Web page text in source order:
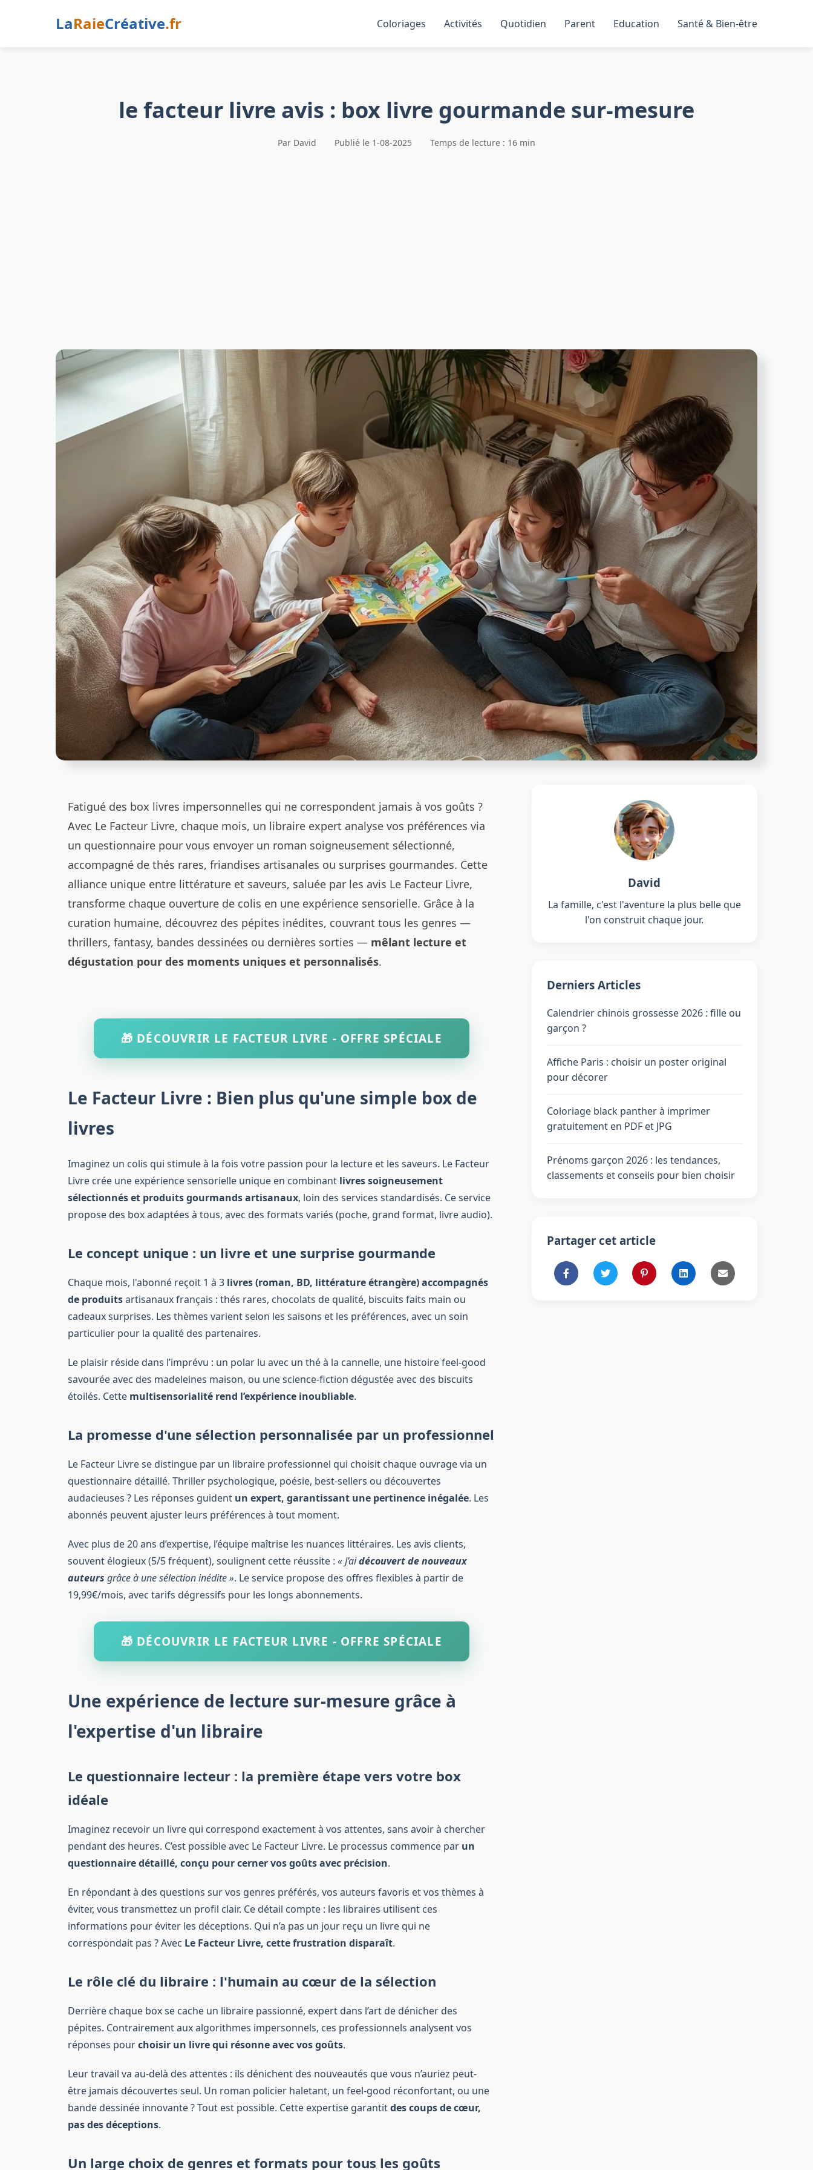
LaRaieCréative.fr Coloriages Activités Quotidien Parent Education Santé & Bien-être
le facteur livre avis : box livre gourmande sur-mesure
Par David Publié le 1-08-2025 Temps de lecture : 16 min
Fatigué des box livres impersonnelles qui ne correspondent jamais à vos goûts ?
Avec Le Facteur Livre, chaque mois, un libraire expert analyse vos préférences via
un questionnaire pour vous envoyer un roman soigneusement sélectionné,
accompagné de thés rares, friandises artisanales ou surprises gourmandes. Cette
alliance unique entre littérature et saveurs, saluée par les avis Le Facteur Livre,
transforme chaque ouverture de colis en une expérience sensorielle. Grâce à la
curation humaine, découvrez des pépites inédites, couvrant tous les genres —
thrillers, fantasy, bandes dessinées ou dernières sorties — mêlant lecture et
dégustation pour des moments uniques et personnalisés.
🎁 DÉCOUVRIR LE FACTEUR LIVRE - OFFRE SPÉCIALE
Le Facteur Livre : Bien plus qu'une simple box de
livres
Imaginez un colis qui stimule à la fois votre passion pour la lecture et les saveurs. Le Facteur
Livre crée une expérience sensorielle unique en combinant livres soigneusement
sélectionnés et produits gourmands artisanaux, loin des services standardisés. Ce service
propose des box adaptées à tous, avec des formats variés (poche, grand format, livre audio).
Le concept unique : un livre et une surprise gourmande
Chaque mois, l'abonné reçoit 1 à 3 livres (roman, BD, littérature étrangère) accompagnés
de produitsartisanaux français : thés rares, chocolats de qualité, biscuits faits main ou
cadeaux surprises. Les thèmes varient selon les saisons et les préférences, avec un soin
particulier pour la qualité des partenaires.
Le plaisir réside dans l’imprévu : un polar lu avec un thé à la cannelle, une histoire feel-good
savourée avec des madeleines maison, ou une science-fiction dégustée avec des biscuits
étoilés. Cette multisensorialité rend l’expérience inoubliable.
La promesse d'une sélection personnalisée par un professionnel
Le Facteur Livre se distingue par un libraire professionnel qui choisit chaque ouvrage via un
questionnaire détaillé. Thriller psychologique, poésie, best-sellers ou découvertes
audacieuses ? Les réponses guident un expert, garantissant une pertinence inégalée. Les
abonnés peuvent ajuster leurs préférences à tout moment.
Avec plus de 20 ans d’expertise, l’équipe maîtrise les nuances littéraires. Les avis clients,
souvent élogieux (5/5 fréquent), soulignent cette réussite : « J’aidécouvert de nouveaux
auteurs grâce à une sélection inédite ». Le service propose des offres flexibles à partir de
19,99€/mois, avec tarifs dégressifs pour les longs abonnements.
🎁 DÉCOUVRIR LE FACTEUR LIVRE - OFFRE SPÉCIALE
Une expérience de lecture sur-mesure grâce à
l'expertise d'un libraire
Le questionnaire lecteur : la première étape vers votre box
idéale
Imaginez recevoir un livre qui correspond exactement à vos attentes, sans avoir à chercher
pendant des heures. C’est possible avec Le Facteur Livre. Le processus commence par un
questionnaire détaillé, conçu pour cerner vos goûts avec précision.
En répondant à des questions sur vos genres préférés, vos auteurs favoris et vos thèmes à
éviter, vous transmettez un profil clair. Ce détail compte : les libraires utilisent ces
informations pour éviter les déceptions. Qui n’a pas un jour reçu un livre qui ne
correspondait pas ? Avec Le Facteur Livre, cette frustration disparaît.
Le rôle clé du libraire : l'humain au cœur de la sélection
Derrière chaque box se cache un libraire passionné, expert dans l’art de dénicher des
pépites. Contrairement aux algorithmes impersonnels, ces professionnels analysent vos
réponses pourchoisir un livre qui résonne avec vos goûts.
Leur travail va au-delà des attentes : ils dénichent des nouveautés que vous n’auriez peut-
être jamais découvertes seul. Un roman policier haletant, un feel-good réconfortant, ou une
bande dessinée innovante ? Tout est possible. Cette expertise garantitdes coups de cœur,
pas des déceptions.
Un large choix de genres et formats pour tous les goûts
David
La famille, c'est l'aventure la plus belle que
l'on construit chaque jour.
Derniers Articles
Calendrier chinois grossesse 2026 : fille ou
garçon ?
Affiche Paris : choisir un poster original
pour décorer
Coloriage black panther à imprimer
gratuitement en PDF et JPG
Prénoms garçon 2026 : les tendances,
classements et conseils pour bien choisir
Partager cet article